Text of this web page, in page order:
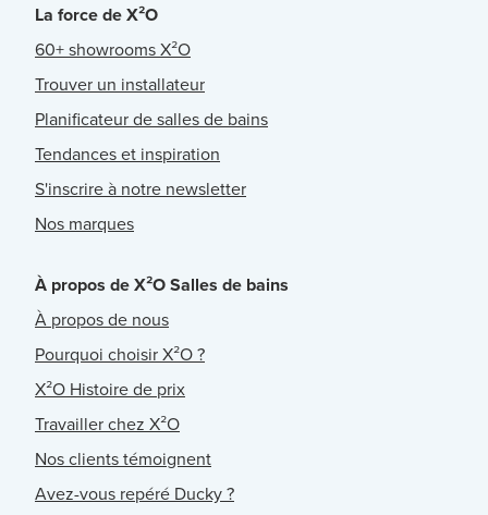
La force de X²O
60+ showrooms X²O
Trouver un installateur
Planificateur de salles de bains
Tendances et inspiration
S'inscrire à notre newsletter
Nos marques
À propos de X²O Salles de bains
À propos de nous
Pourquoi choisir X²O ?
X²O Histoire de prix
Travailler chez X²O
Nos clients témoignent
Avez-vous repéré Ducky ?